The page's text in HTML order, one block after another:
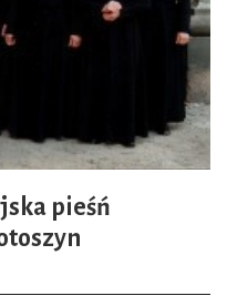
pieśń